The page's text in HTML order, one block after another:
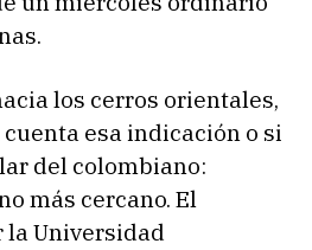
los cerros orientales,
esa indicación o si
del colombiano:
más cercano. El
la Universidad